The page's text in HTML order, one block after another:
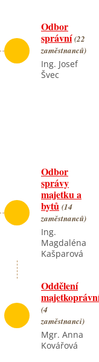
Odbor
správní (22
zaměstnanců)
Ing. Josef
Švec
Odbor
správy
majetku a
bytů (14
zaměstnanců)
Ing.
Magdaléna
Kašparová
Oddělení
(4
zaměstnanci)
Mgr. Anna
Kovářová